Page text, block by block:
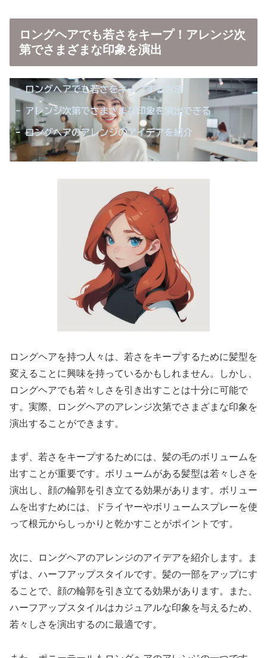
ロングヘアでも若さをキープ！アレンジ次
第でさまざまな印象を演出
ロングヘアを持つ人々は、若さをキープするために髪型を
変えることに興味を持っているかもしれません。しかし、
ロングヘアでも若々しさを引き出すことは十分に可能で
す。実際、ロングヘアのアレンジ次第でさまざまな印象を
演出することができます。
まず、若さをキープするためには、髪の毛のボリュームを
出すことが重要です。ボリュームがある髪型は若々しさを
演出し、顔の輪郭を引き立てる効果があります。ボリュー
ムを出すためには、ドライヤーやボリュームスプレーを使
って根元からしっかりと乾かすことがポイントです。
次に、ロングヘアのアレンジのアイデアを紹介します。ま
ずは、ハーフアップスタイルです。髪の一部をアップにす
ることで、顔の輪郭を引き立てる効果があります。また、
ハーフアップスタイルはカジュアルな印象を与えるため、
若々しさを演出するのに最適です。